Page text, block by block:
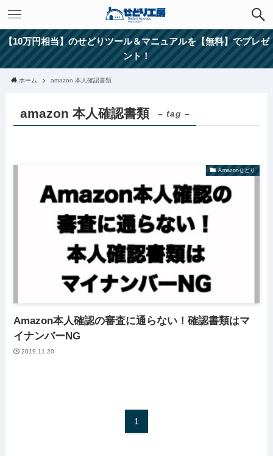
【10万円相当】のせどりツール＆マニュアルを【無料】でプレゼ
ント！
ホーム amazon 本人確認書類
amazon 本人確認書類 – tag –
Amazonせどり
Amazon本人確認の審査に通らない！確認書類はマ
イナンバーNG
2019.11.20
1